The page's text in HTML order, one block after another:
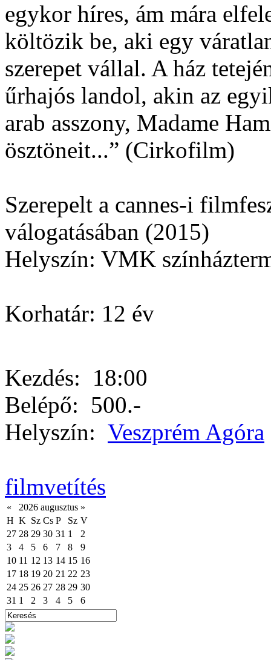
egykor híres, ám mára
költözik be, aki egy
szerepet vállal. A ház
űrhajós landol, akin az
arab asszony, Madame
ösztöneit...” (Cirkofilm)
Szerepelt a cannes-i
válogatásában (2015)
Helyszín: VMK
Korhatár: 12 év
Kezdés: 18:00
Belépő: 500.-
Helyszín: Veszprém Agóra
filmvetítés
« 2026 augusztus »
H K Sz Cs P Sz V
27 28 29 30 31 1
2
3
4 5 6 7 8
9
10 11 12 13 14 15 16
17 18 19 20 21 22 23
24 25 26 27 28 29 30
31 1 2 3 4 5 6